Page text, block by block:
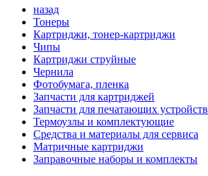
назад
Тонеры
Картриджи, тонер-картриджи
Чипы
Картриджи струйные
Чернила
Фотобумага, пленка
Запчасти для картриджей
Запчасти для печатающих устройств
Термоузлы и комплектующие
Средства и материалы для сервиса
Матричные картриджи
Заправочные наборы и комплекты